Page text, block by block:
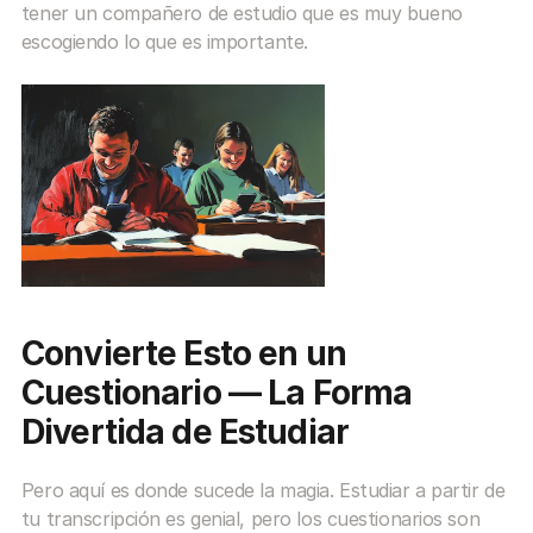
tener un compañero de estudio que es muy bueno
escogiendo lo que es importante.
Convierte Esto en un
Cuestionario — La Forma
Divertida de Estudiar
Pero aquí es donde sucede la magia. Estudiar a partir de
tu transcripción es genial, pero los cuestionarios son